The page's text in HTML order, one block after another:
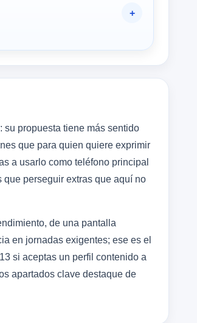
propuesta tiene más sentido
que para quien quiere exprimir
a usarlo como teléfono principal
perseguir extras que aquí no
de una pantalla
en jornadas exigentes; ese es el
si aceptas un perfil contenido a
apartados clave destaque de